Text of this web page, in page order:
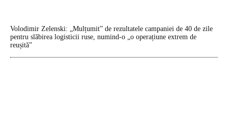
Volodimir Zelenski: „Mulțumit” de rezultatele campaniei de 40 de zile
pentru slăbirea logisticii ruse, numind-o „o operațiune extrem de
reușită”